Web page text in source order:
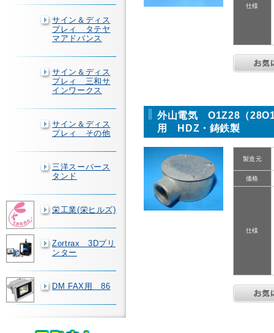
サイン＆ディス
プレィ タテヤ
マアドバンス
サイン＆ディス
プレィ 三和サ
インワークス
サイン＆ディス
プレィ その他
三洋スーパース
タンド
栄工業(栄ヒルズ)
Zortrax 3Dプリ
ンター
DM FAX用 86
仕様
外山電気 O1Z28（
用 HDZ・鋳鉄製
製造元
価格
仕様